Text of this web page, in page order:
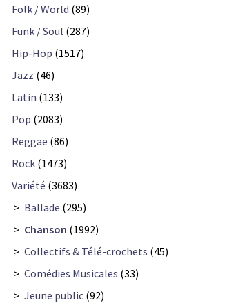
Folk / World (89)
Funk / Soul (287)
Hip-Hop (1517)
Jazz (46)
Latin (133)
Pop (2083)
Reggae (86)
Rock (1473)
Variété (3683)
> Ballade (295)
> Chanson (1992)
> Collectifs & Télé-crochets (45)
> Comédies Musicales (33)
> Jeune public (92)